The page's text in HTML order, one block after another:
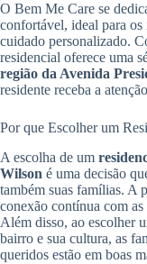
O Bem Me Care se
confortável, ideal para
cuidado personalizado.
residencial oferece uma
região da Avenida
residente receba a
Por que Escolher um
A escolha de um
Wilson é uma decisão
também suas famílias. A
conexão contínua com
Além disso, ao escolher
bairro e sua cultura, as
queridos estão em boas